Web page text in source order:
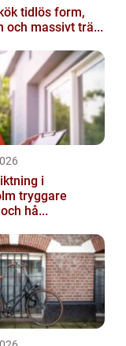
form,
och massivt trä...
i
hå...